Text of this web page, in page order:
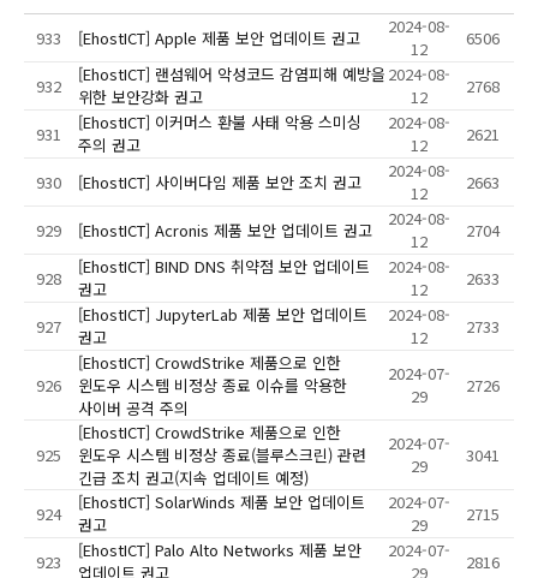
933 [EhostICT] Apple 제품 보안 업데이트 권고
2024-08-
12
6506
932
[EhostICT] 랜섬웨어 악성코드 감염피해 예방을
위한 보안강화 권고
2024-08-
12
2768
931
[EhostICT] 이커머스 환불 사태 악용 스미싱
주의 권고
2024-08-
12
2621
930 [EhostICT] 사이버다임 제품 보안 조치 권고
2024-08-
12
2663
929 [EhostICT] Acronis 제품 보안 업데이트 권고
2024-08-
12
2704
928
[EhostICT] BIND DNS 취약점 보안 업데이트
권고
2024-08-
12
2633
927
[EhostICT] JupyterLab 제품 보안 업데이트
권고
2024-08-
12
2733
926
[EhostICT] CrowdStrike 제품으로 인한
윈도우 시스템 비정상 종료 이슈를 악용한
사이버 공격 주의
2024-07-
29
2726
925
[EhostICT] CrowdStrike 제품으로 인한
윈도우 시스템 비정상 종료(블루스크린) 관련
긴급 조치 권고(지속 업데이트 예정)
2024-07-
29
3041
924
[EhostICT] SolarWinds 제품 보안 업데이트
권고
2024-07-
29
2715
923
[EhostICT] Palo Alto Networks 제품 보안
업데이트 권고
2024-07-
29
2816